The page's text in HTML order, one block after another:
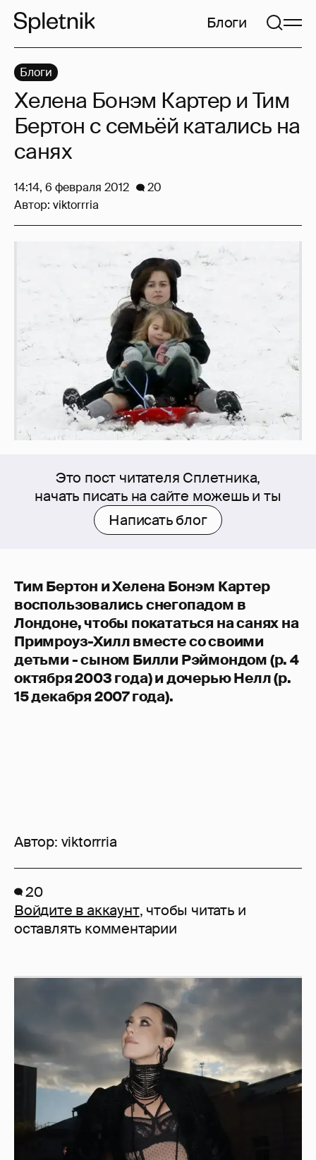
Блоги
Это пост читателя Сплетника,
начать писать на сайте можешь и ты
Написать блог
Тим Бертон и Хелена Бонэм Картер
воспользовались снегопадом в
Лондоне, чтобы покататься на санях на
Примроуз-Хилл вместе со своими
детьми - сыном Билли Рэймондом (р. 4
октября 2003 года) и дочерью Нелл (р.
15 декабря 2007 года).
Автор: viktorrria
Блоги
Хелена Бонэм Картер и Тим
Бертон с семьёй катались на
санях
14:14, 6 февраля 2012
20
Автор: viktorrria
20
Войдите в аккаунт, чтобы читать и
оставлять комментарии